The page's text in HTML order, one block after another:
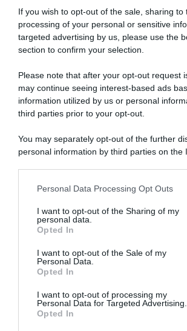
If you wish to opt-out of the sale, sharing to
processing of your personal or sensitive
targeted advertising by us, please use the
section to confirm your selection.
Please note that after your opt-out request
may continue seeing interest-based ads
information utilized by us or personal
third parties prior to your opt-out.
You may separately opt-out of the further
personal information by third parties on the
This information may also be disclosed by
disclose it to other third parties.
Please note that this website/app uses one
services and may gather and store
not limited to your visit or usage behaviour.
grant or deny consent to Google and its
consent section.
Personal Data Processing Opt Outs
I want to opt-out of the Sharing of my
personal data.
Opted In
I want to opt-out of the Sale of my
Personal Data.
Opted In
I want to opt-out of processing my
Personal Data for Targeted Advertising.
Opted In
ARTICOLI RECENTI
“A tavola con Csaba”: chelsea buns
Giusina Battaglia
“Giusina in cucina”: biscotti da inzuppo di
“In cucina con Imma e Matteo”: tortino
“Camper”: semifreddo di yogurt e crumble